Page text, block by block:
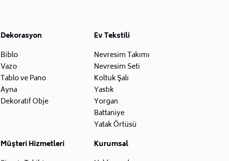
Dekorasyon
Biblo
Vazo
Tablo ve Pano
Ayna
Dekoratif Obje
Ev Tekstili
Nevresim Takımı
Nevresim Seti
Koltuk Şalı
Yastık
Yorgan
Battaniye
Yatak Örtüsü
Müşteri Hizmetleri
Kurumsal